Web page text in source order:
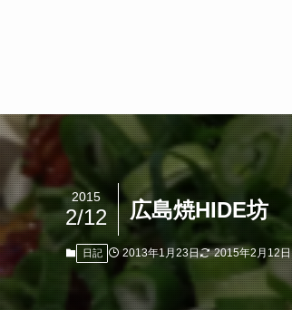
広島焼HIDE坊
2015
2/12
日記 2013年1月23日 2015年2月12日